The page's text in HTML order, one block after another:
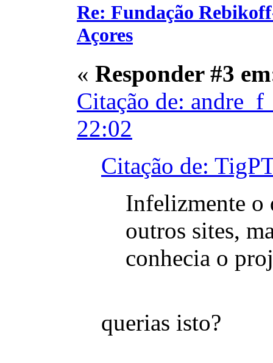
Re: Fundação
Açores
« Responder #3
Citação de:
22:02
Citação de:
Infelizmente o
outros sites,
conhecia o
querias isto?